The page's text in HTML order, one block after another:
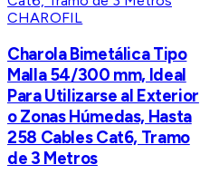
CHAROFIL
Charola Bimetálica Tipo
Malla 54/300 mm, Ideal
Para Utilizarse al Exterior
o Zonas Húmedas, Hasta
258 Cables Cat6, Tramo
de 3 Metros